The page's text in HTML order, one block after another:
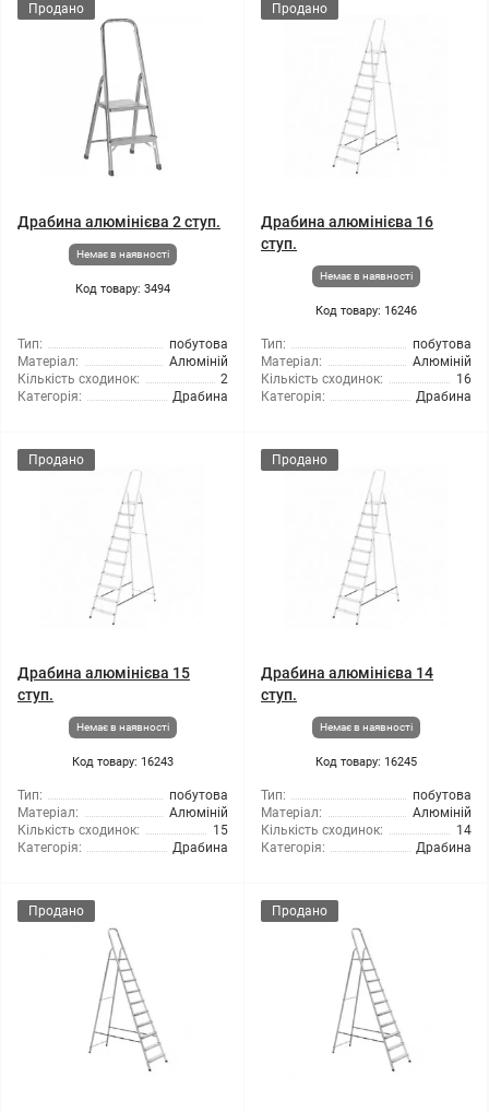
Продано
Драбина алюмінієва 2 ступ.
Немає в наявності
Код товару: 3494
Тип:
побутова
Матеріал:
Алюміній
Кількість сходинок:
2
Категорія:
Драбина
Продано
Драбина алюмінієва 16
ступ.
Немає в наявності
Код товару: 16246
Тип:
побутова
Матеріал:
Алюміній
Кількість сходинок:
16
Категорія:
Драбина
Продано
Драбина алюмінієва 15
ступ.
Немає в наявності
Код товару: 16243
Тип:
побутова
Матеріал:
Алюміній
Кількість сходинок:
15
Категорія:
Драбина
Продано
Драбина алюмінієва 14
ступ.
Немає в наявності
Код товару: 16245
Тип:
побутова
Матеріал:
Алюміній
Кількість сходинок:
14
Категорія:
Драбина
Продано Продано